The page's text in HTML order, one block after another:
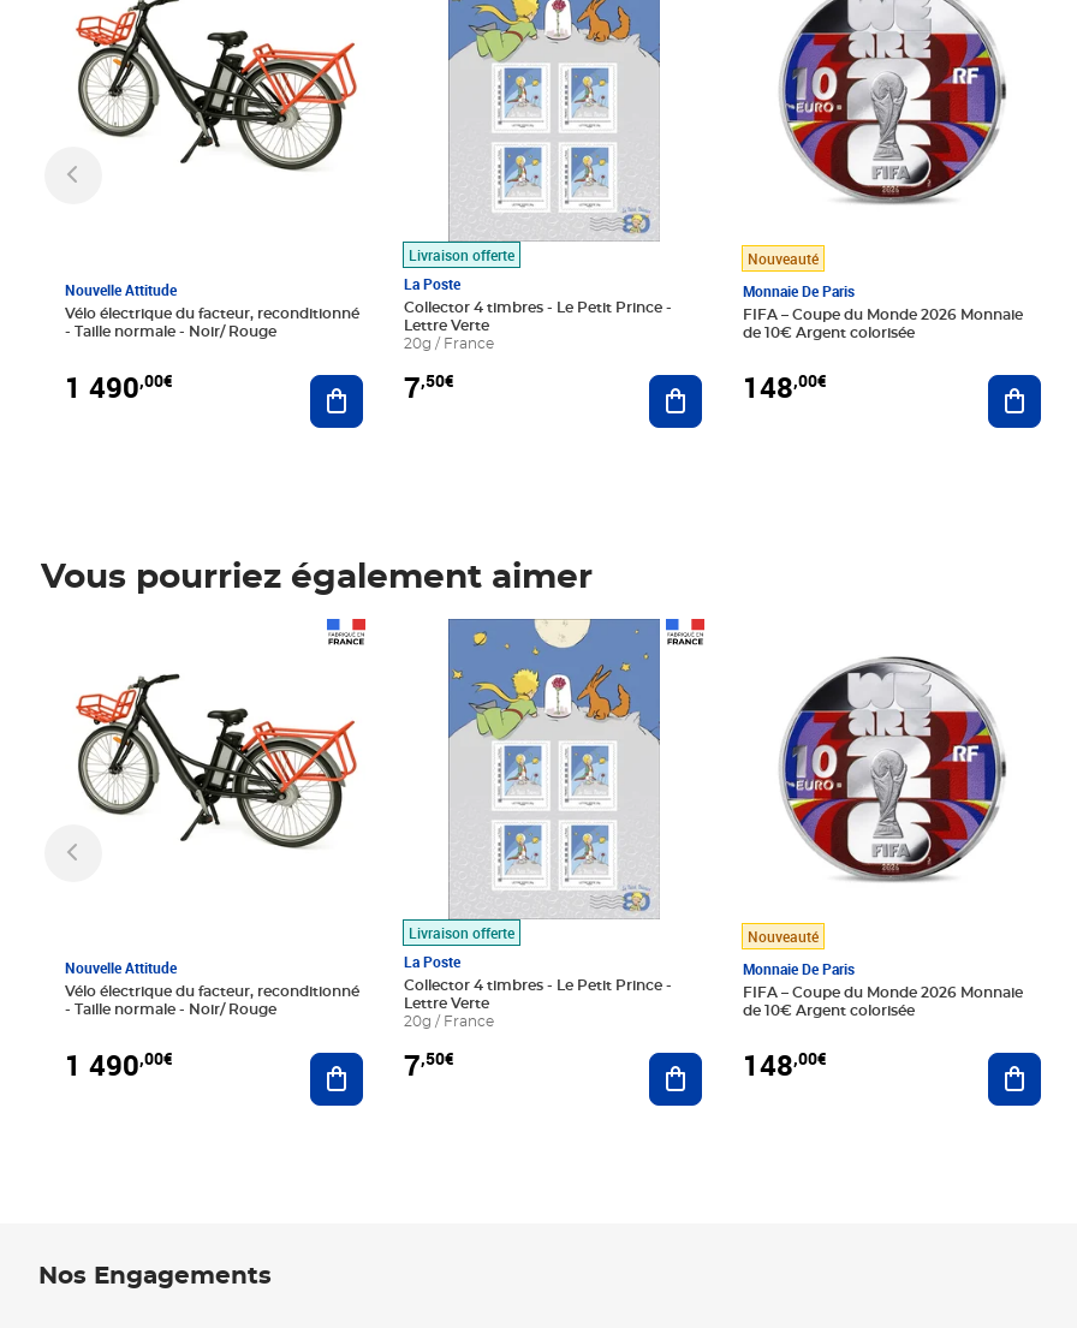
Nouvelle Attitude
Vélo électrique du facteur, reconditionné
- Taille normale - Noir/ Rouge
1 490,00€ Ajouter au panier
Livraison offerte
La Poste
Collector 4 timbres - Le Petit Prince -
Lettre Verte
20g / France
7,50€ Ajouter au panier
Nouveauté
Monnaie De Paris
FIFA – Coupe du Monde 2026 Monnaie
de 10€ Argent colorisée
148,00€
Vous pourriez également aimer
Nouvelle Attitude
Vélo électrique du facteur, reconditionné
- Taille normale - Noir/ Rouge
1 490,00€ Ajouter au panier
Livraison offerte
La Poste
Collector 4 timbres - Le Petit Prince -
Lettre Verte
20g / France
7,50€
Prix 7,50€
Ajouter au panier
Nouveauté
Monnaie De Paris
FIFA – Coupe du Monde 2026 Monnaie
de 10€ Argent colorisée
148,00€
Nos Engagements